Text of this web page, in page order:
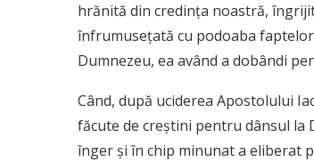
hrănită din credinţa noastră,
înfrumuseţată cu podoaba
Dumnezeu, ea având a dobândi
Când, după uciderea Apostolului
făcute de creştini pentru dânsul la
înger şi în chip minunat a eliberat